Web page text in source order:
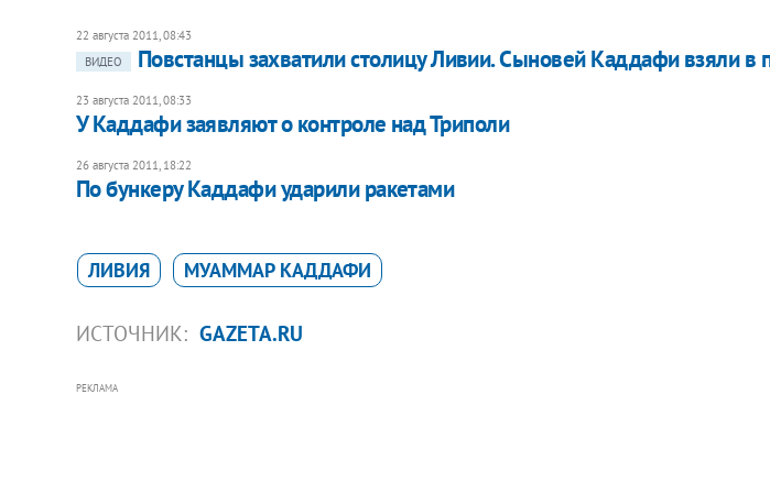
22 августа 2011, 08:43
ВИДЕО
Повстанцы захватили столицу Ливии. Сыновей Каддафи взяли в
23 августа 2011, 08:33
У Каддафи заявляют о контроле над Триполи
26 августа 2011, 18:22
По бункеру Каддафи ударили ракетами
ЛИВИЯ МУАММАР КАДДАФИ
ИСТОЧНИК: GAZETA.RU
РЕКЛАМА